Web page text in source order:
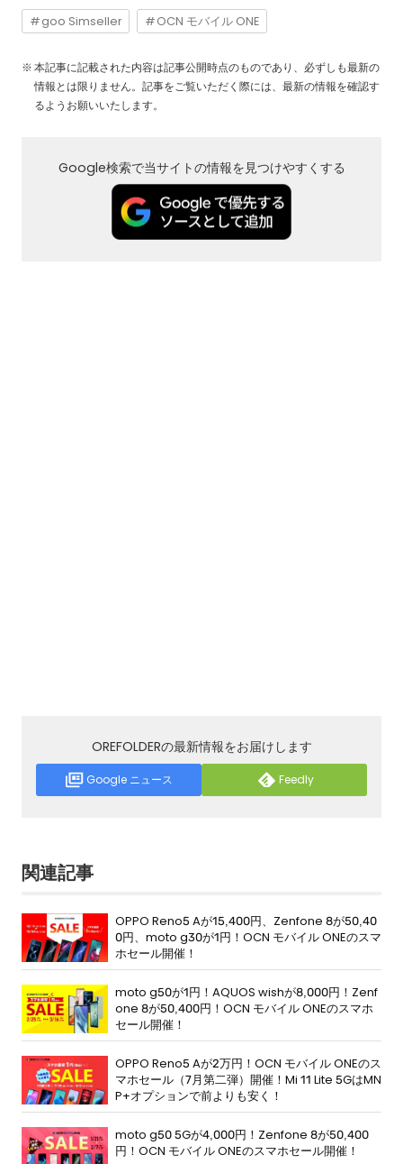
goo Simseller OCN モバイル ONE
本記事に記載された内容は記事公開時点のものであり、必ずしも最新の
情報とは限りません。記事をご覧いただく際には、最新の情報を確認す
るようお願いいたします。
Google検索で当サイトの情報を見つけやすくする
OREFOLDERの最新情報をお届けします
Google ニュース Feedly
関連記事
OPPO Reno5 Aが15,400円、Zenfone 8が50,40
0円、moto g30が1円！OCN モバイル ONEのスマ
ホセール開催！
moto g50が1円！AQUOS wishが8,000円！Zenf
one 8が50,400円！OCN モバイル ONEのスマホ
セール開催！
OPPO Reno5 Aが2万円！OCN モバイル ONEのス
マホセール（7月第二弾）開催！Mi 11 Lite 5GはMN
P+オプションで前よりも安く！
moto g50 5Gが4,000円！Zenfone 8が50,400
円！OCN モバイル ONEのスマホセール開催！